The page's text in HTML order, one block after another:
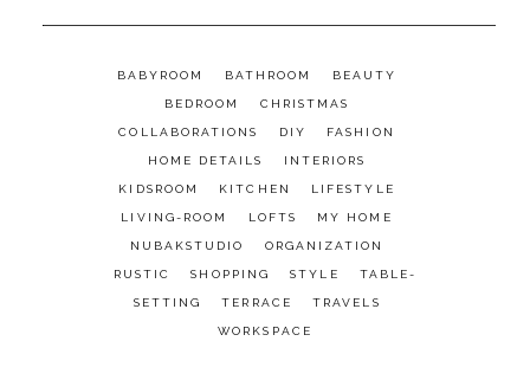
BABYROOM BATHROOM BEAUTY
BEDROOM CHRISTMAS
COLLABORATIONS DIY FASHION
HOME DETAILS INTERIORS
KIDSROOM KITCHEN LIFESTYLE
LIVING-ROOM LOFTS MY HOME
NUBAKSTUDIO ORGANIZATION
RUSTIC SHOPPING STYLE TABLE-
SETTING TERRACE TRAVELS
WORKSPACE